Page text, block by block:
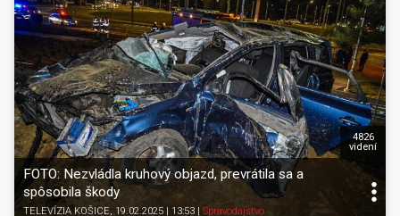
FOTO: Nezvládla kruhový objazd, prevrátila sa a
spôsobila škody
TELEVÍZIA KOŠICE, 19.02.2025 | 13:53 Spravodajstvo
4826
videní